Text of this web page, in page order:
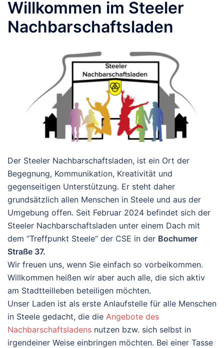
Willkommen im Steeler
Nachbarschaftsladen
Der Steeler Nachbarschaftsladen, ist ein Ort der
Begegnung, Kommunikation, Kreativität und
gegenseitigen Unterstützung. Er steht daher
grundsätzlich allen Menschen in Steele und aus der
Umgebung offen. Seit Februar 2024 befindet sich der
Steeler Nachbarschaftsladen unter einem Dach mit
dem “Treffpunkt Steele“ der CSE in der Bochumer
Straße 37.
Wir freuen uns, wenn Sie einfach so vorbeikommen.
Willkommen heißen wir aber auch alle, die sich aktiv
am Stadtteilleben beteiligen möchten.
Unser Laden ist als erste Anlaufstelle für alle Menschen
in Steele gedacht, die die Angebote des
Nachbarschaftsladens nutzen bzw. sich selbst in
irgendeiner Weise einbringen möchten. Bei einer Tasse